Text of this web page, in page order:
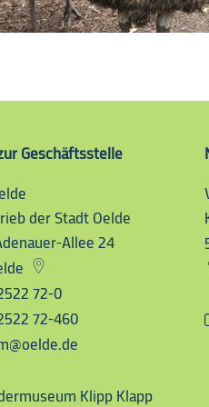
Geschäftsstelle
der Stadt Oelde
Allee 24
72-0
72-460
Klipp Klapp